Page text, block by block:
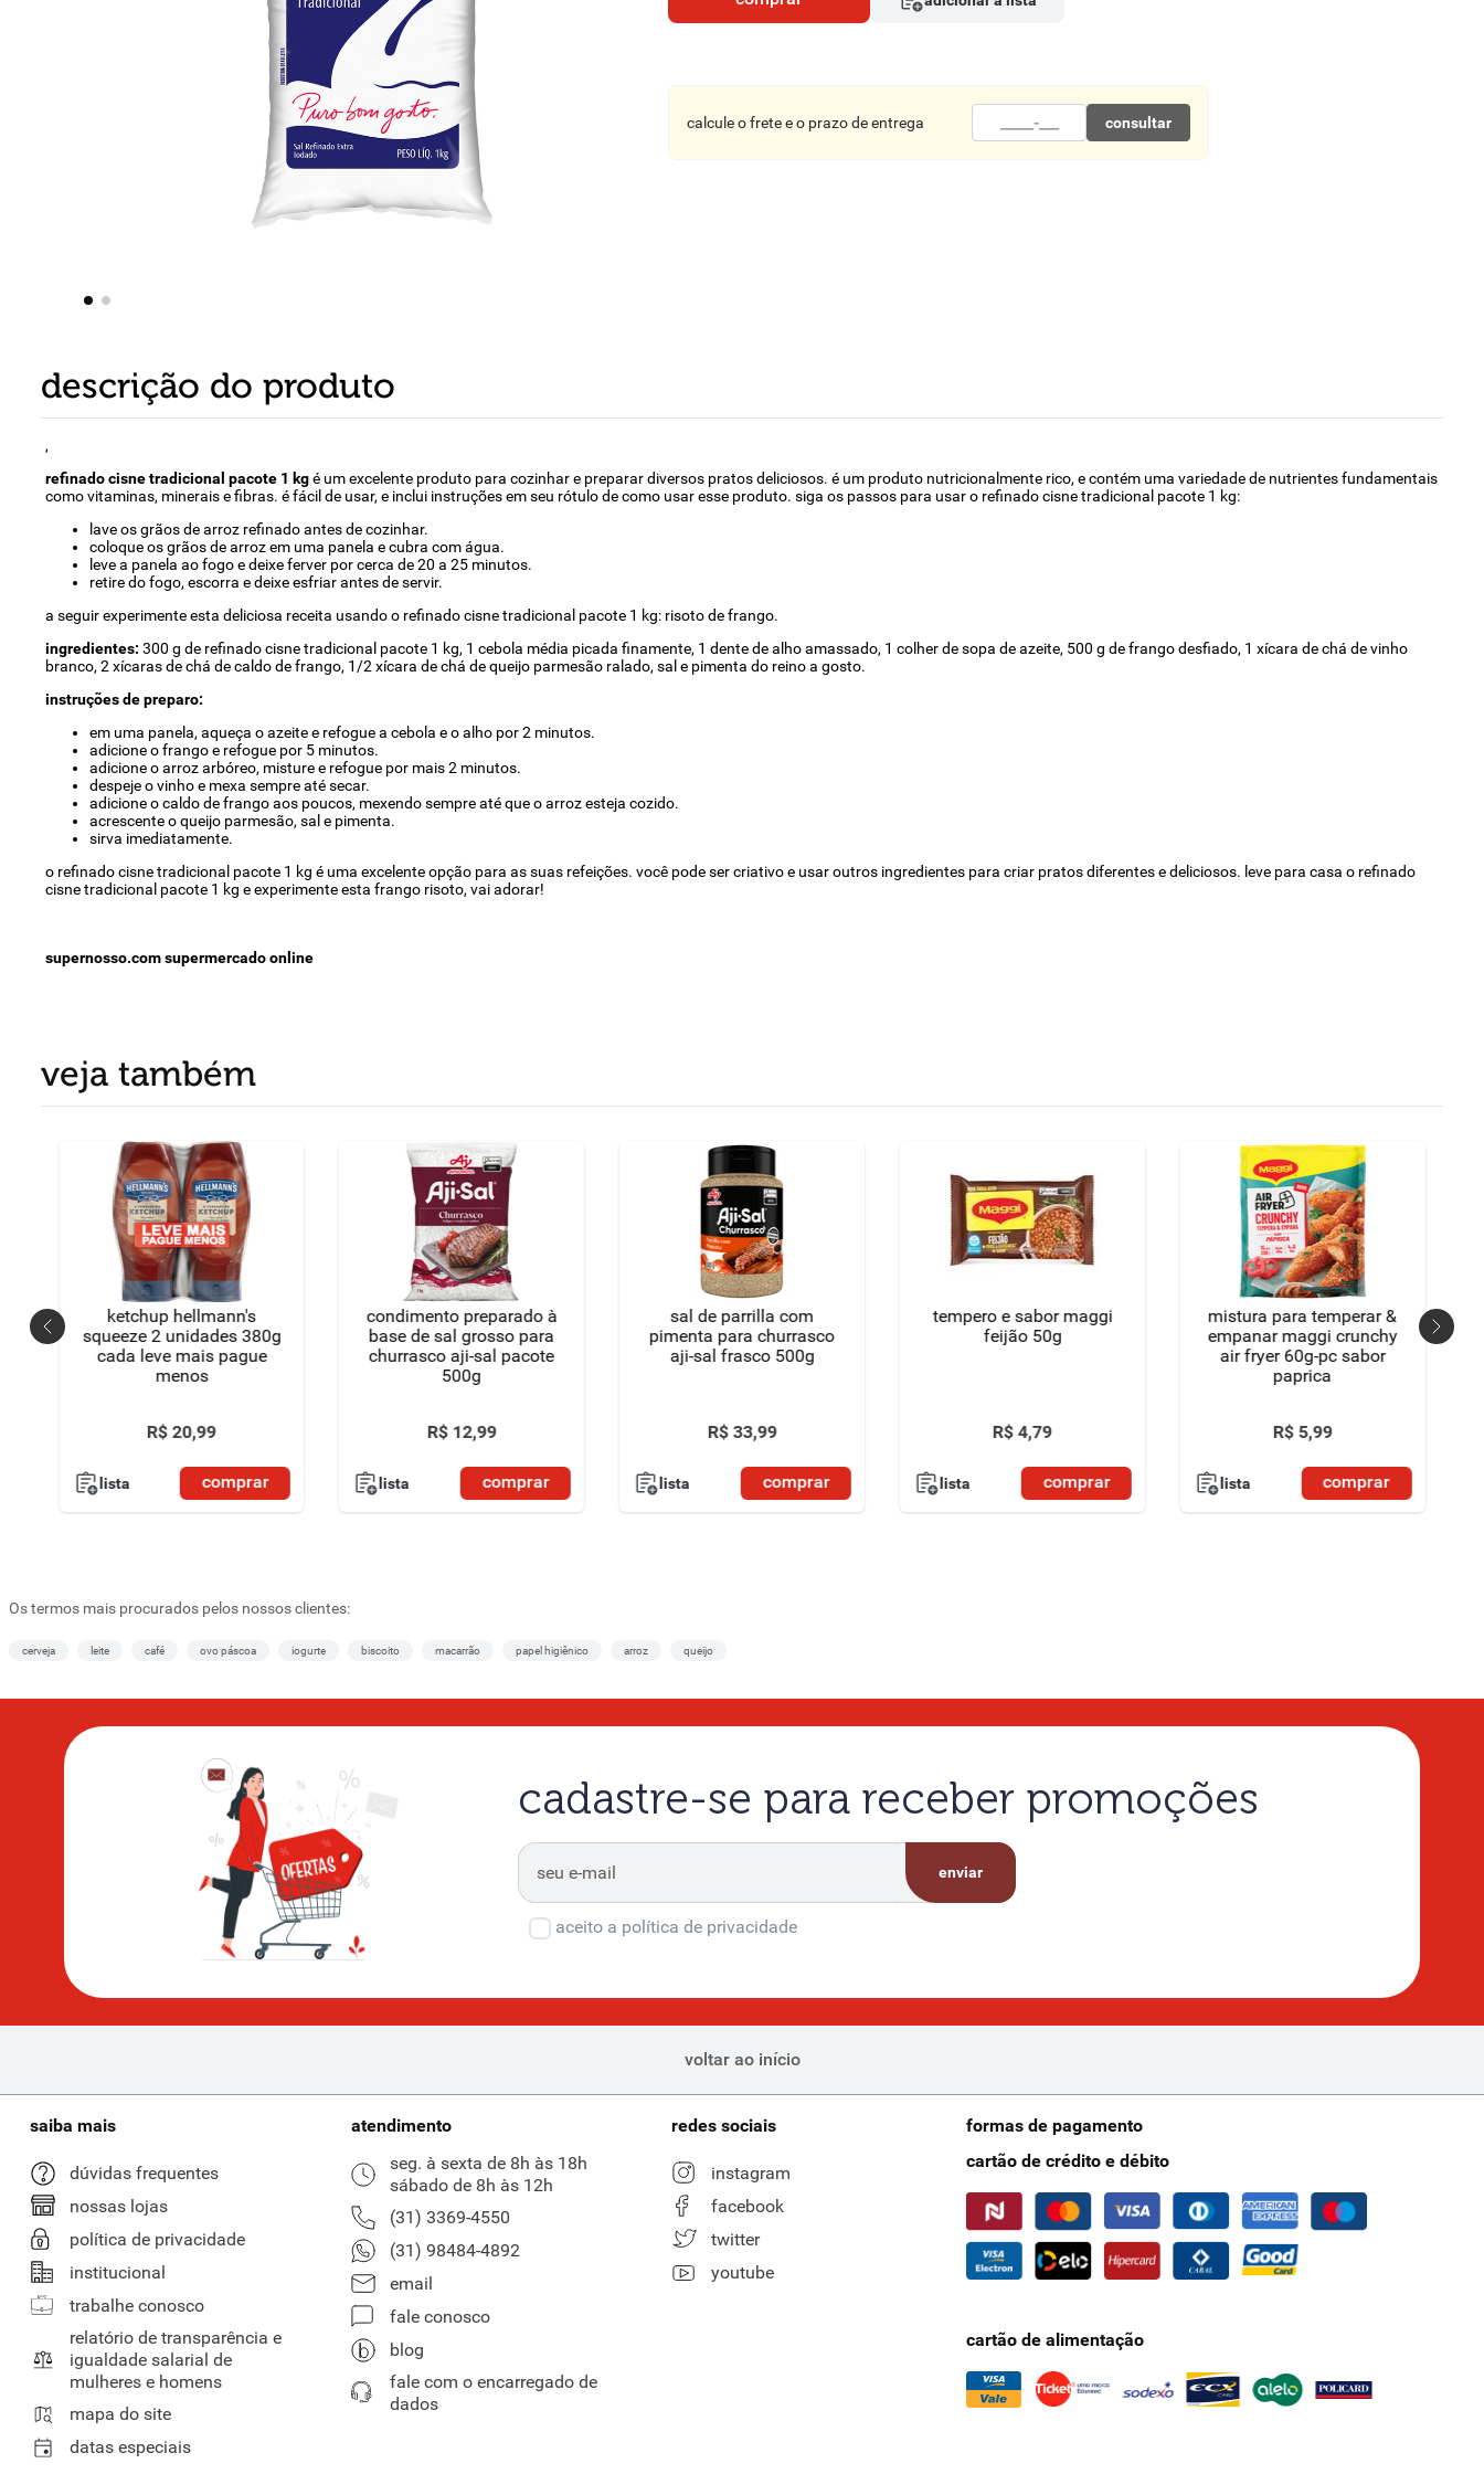
calcule o frete e o prazo de entrega consultar
descrição do produto
,
refinado cisne tradicional pacote 1 kgé um excelente produto para cozinhar e preparar diversos pratos deliciosos. é um produto nutricionalmente rico, e contém uma variedade de nutrientes fundamentais
como vitaminas, minerais e fibras. é fácil de usar, e inclui instruções em seu rótulo de como usar esse produto. siga os passos para usar o refinado cisne tradicional pacote 1 kg:
lave os grãos de arroz refinado antes de cozinhar.
coloque os grãos de arroz em uma panela e cubra com água.
leve a panela ao fogo e deixe ferver por cerca de 20 a 25 minutos.
retire do fogo, escorra e deixe esfriar antes de servir.
a seguir experimente esta deliciosa receita usando o refinado cisne tradicional pacote 1 kg: risoto de frango.
ingredientes: 300 g de refinado cisne tradicional pacote 1 kg, 1 cebola média picada finamente, 1 dente de alho amassado, 1 colher de sopa de azeite, 500 g de frango desfiado, 1 xícara de chá de vinho
branco, 2 xícaras de chá de caldo de frango, 1/2 xícara de chá de queijo parmesão ralado, sal e pimenta do reino a gosto.
instruções de preparo:
em uma panela, aqueça o azeite e refogue a cebola e o alho por 2 minutos.
adicione o frango e refogue por 5 minutos.
adicione o arroz arbóreo, misture e refogue por mais 2 minutos.
despeje o vinho e mexa sempre até secar.
adicione o caldo de frango aos poucos, mexendo sempre até que o arroz esteja cozido.
acrescente o queijo parmesão, sal e pimenta.
sirva imediatamente.
o refinado cisne tradicional pacote 1 kg é uma excelente opção para as suas refeições. você pode ser criativo e usar outros ingredientes para criar pratos diferentes e deliciosos. leve para casa o refinado
cisne tradicional pacote 1 kg e experimente esta frango risoto, vai adorar!
supernosso.com supermercado online
veja também
ketchup hellmann's
squeeze 2 unidades 380g
cada leve mais pague
menos
R$ 20,99
lista comprar
condimento preparado à
base de sal grosso para
churrasco aji-sal pacote
500g
R$ 12,99
lista comprar
sal de parrilla com
pimenta para churrasco
aji-sal frasco 500g
R$ 33,99
lista comprar
tempero e sabor maggi
feijão 50g
R$ 4,79
lista comprar
mistura para temperar &
empanar maggi crunchy
air fryer 60g-pc sabor
paprica
R$ 5,99
lista comprar
Os termos mais procurados pelos nossos clientes:
cerveja leite café ovo páscoa iogurte biscoito macarrão papel higiênico arroz queijo
cadastre-se para receber promoções
enviar
aceito a política de privacidade
voltar ao início
saiba mais
dúvidas frequentes
nossas lojas
política de privacidade
institucional
trabalhe conosco
relatório de transparência e
igualdade salarial de
mulheres e homens
mapa do site
datas especiais
atendimento
seg. à sexta de 8h às 18h
sábado de 8h às 12h
(31) 3369-4550
(31) 98484-4892
email
fale conosco
blog
fale com o encarregado de
dados
redes sociais
instagram
facebook
twitter
youtube
formas de pagamento
cartão de crédito e débito
cartão de alimentação
detergente
9º macarrão
10 chocolate